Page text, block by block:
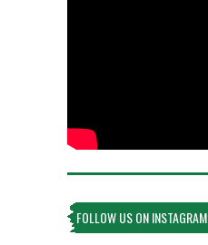
FOLLOW US ON INSTAGRAM